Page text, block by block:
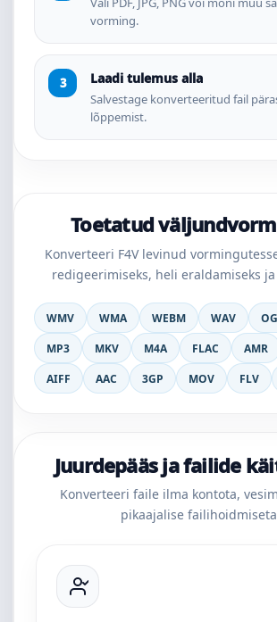
vorming.
Laadi tulemus alla
Salvestage konverteeritud fail
lõppemist.
Toetatud
Konverteeri F4V levinud
redigeerimiseks, heli eraldamiseks
WMV WMA WEBM WAV
MP3
MKV M4A FLAC AMR
AIFF
AAC 3GP MOV FLV
Juurdepääs ja failide
Konverteeri faile ilma kontota,
pikaajalise